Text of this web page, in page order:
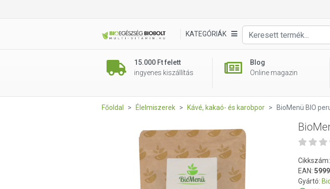
KATEGÓRIÁK
15.000 Ft felett
ingyenes kiszállítás
Blog
Online magazin
Főoldal Élelmiszerek Kávé, kakaó- és karobpor BioMenü BIO
Cikkszám:
EAN:
Gyártó: